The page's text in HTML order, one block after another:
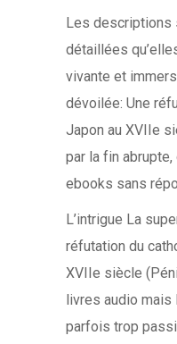
Les descriptions
détaillées
vivante et
dévoilée: Une
Japon au XVIIe
par la fin
ebooks sans
L’intrigue La
réfutation du
XVIIe siècle
livres audio
parfois trop